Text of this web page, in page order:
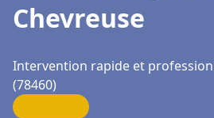
Chevreuse
Intervention rapide et
(78460)